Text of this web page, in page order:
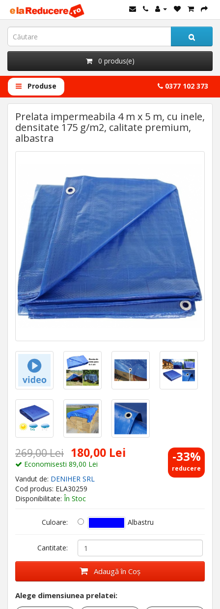
0 produs(e)
Produse 0377 102 373
Prelata impermeabila 4 m x 5 m, cu inele,
densitate 175 g/m2, calitate premium,
albastra
-33%
reducere
269,00 Lei 180,00 Lei
Economisesti 89,00 Lei
Vandut de: DENIHER SRL
Cod produs: ELA30259
Disponibilitate: În Stoc
Culoare: Albastru
Cantitate:
Adaugă în Coş
Alege dimensiunea prelatei: